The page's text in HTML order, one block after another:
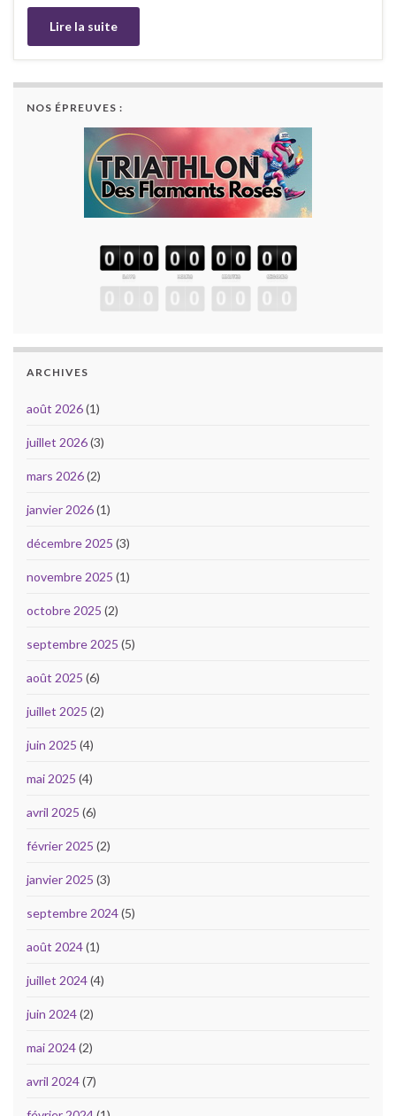
Lire la suite
NOS ÉPREUVES :
ARCHIVES
août 2026(1)
juillet 2026(3)
mars 2026(2)
janvier 2026(1)
décembre 2025 (3)
novembre 2025 (1)
octobre 2025 (2)
septembre 2025 (5)
août 2025 (6)
juillet 2025 (2)
juin 2025 (4)
mai 2025 (4)
avril 2025 (6)
février 2025 (2)
janvier 2025 (3)
septembre 2024(5)
août 2024(1)
juillet 2024(4)
juin 2024(2)
mai 2024(2)
avril 2024(7)